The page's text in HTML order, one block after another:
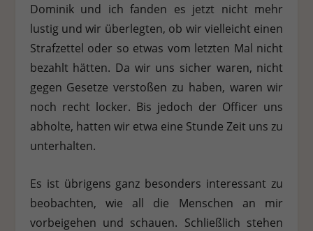
Dominik und ich fanden es jetzt nicht mehr
lustig und wir überlegten, ob wir vielleicht einen
Strafzettel oder so etwas vom letzten Mal nicht
bezahlt hätten. Da wir uns sicher waren, nicht
gegen Gesetze verstoßen zu haben, waren wir
noch recht locker. Bis jedoch der Officer uns
abholte, hatten wir etwa eine Stunde Zeit uns zu
unterhalten.
Es ist übrigens ganz besonders interessant zu
beobachten, wie all die Menschen an mir
vorbeigehen und schauen. Schließlich stehen